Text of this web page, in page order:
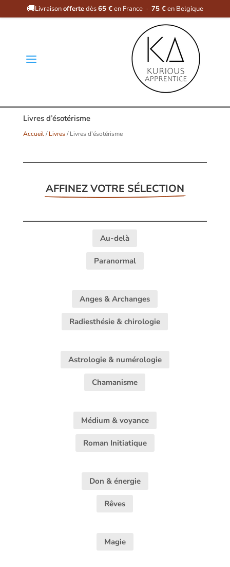
🚚Livraisonoffertedès65 €en France · 75 €en Belgique
a
Livres d’ésotérisme
Accueil/Livres/ Livres d’ésotérisme
AFFINEZ VOTRE SÉLECTION
Au-delà
Paranormal
Anges & Archanges
Radiesthésie & chirologie
Astrologie & numérologie
Chamanisme
Médium & voyance
Roman Initiatique
Don & énergie
Rêves
Magie